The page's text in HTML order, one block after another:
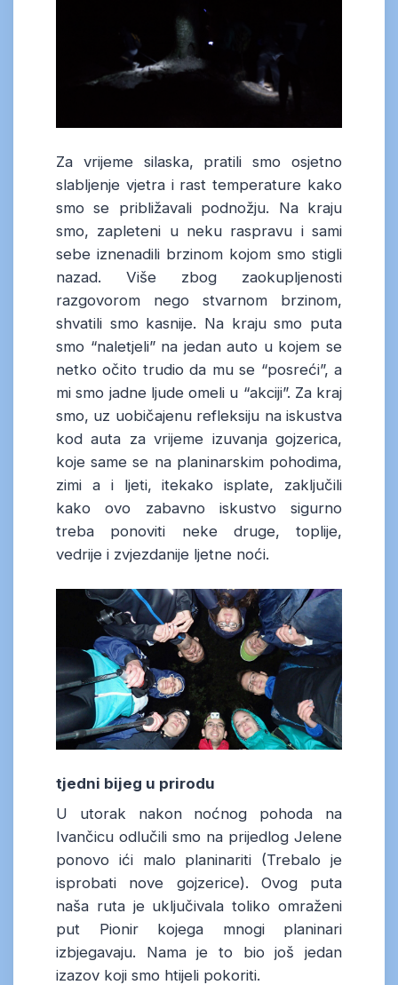
Za vrijeme silaska, pratili smo osjetno
slabljenje vjetra i rast temperature kako
smo se približavali podnožju. Na kraju
smo, zapleteni u neku raspravu i sami
sebe iznenadili brzinom kojom smo stigli
nazad. Više zbog zaokupljenosti
razgovorom nego stvarnom brzinom,
shvatili smo kasnije. Na kraju smo puta
smo “naletjeli” na jedan auto u kojem se
netko očito trudio da mu se “posreći”, a
mi smo jadne ljude omeli u “akciji”. Za kraj
smo, uz uobičajenu refleksiju na iskustva
kod auta za vrijeme izuvanja gojzerica,
koje same se na planinarskim pohodima,
zimi a i ljeti, itekako isplate, zaključili
kako ovo zabavno iskustvo sigurno
treba ponoviti neke druge, toplije,
vedrije i zvjezdanije ljetne noći.
tjedni bijeg u prirodu
U utorak nakon noćnog pohoda na
Ivančicu odlučili smo na prijedlog Jelene
ponovo ići malo planinariti (Trebalo je
isprobati nove gojzerice). Ovog puta
naša ruta je uključivala toliko omraženi
put Pionir kojega mnogi planinari
izbjegavaju. Nama je to bio još jedan
izazov koji smo htijeli pokoriti.